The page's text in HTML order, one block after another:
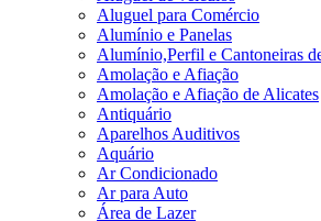
Aluguel para Comércio
Alumínio e Panelas
Alumínio,Perfil e Cantoneiras
Amolação e Afiação
Amolação e Afiação de Alicates
Antiquário
Aparelhos Auditivos
Aquário
Ar Condicionado
Ar para Auto
Área de Lazer